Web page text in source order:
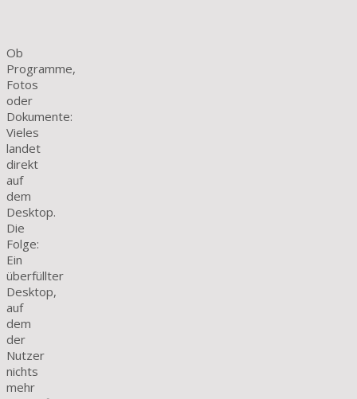
Ob
Programme,
Fotos
oder
Dokumente:
Vieles
landet
direkt
auf
dem
Desktop.
Die
Folge:
Ein
überfüllter
Desktop,
auf
dem
der
Nutzer
nichts
mehr